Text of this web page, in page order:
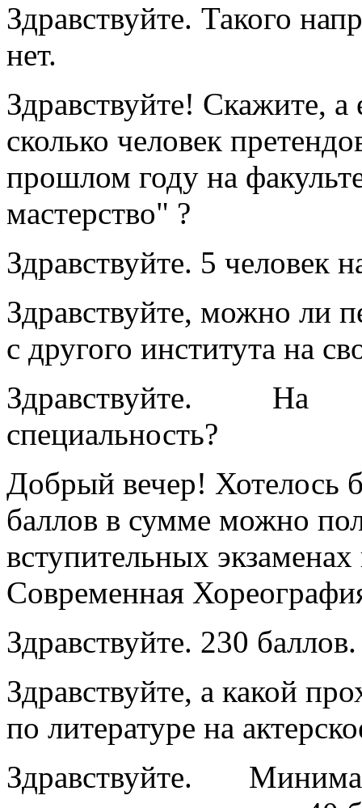
Здравствуйте. Такого
нет.
Здравствуйте! Скажите, а
сколько человек
прошлом году на
мастерство" ?
Здравствуйте. 5 человек
Здравствуйте, можно ли
с другого института на
Здравствуйте.
специальность?
Добрый вечер! Хотелось
баллов в сумме можно
вступительных
Современная
Здравствуйте. 230 баллов.
Здравствуйте, а какой
по литературе на
Здравствуйте.